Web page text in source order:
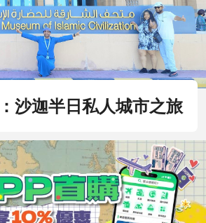
沙迦半日私人城市之旅